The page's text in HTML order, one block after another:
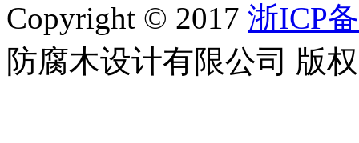
Copyright © 2017 浙ICP
防腐木设计有限公司 版